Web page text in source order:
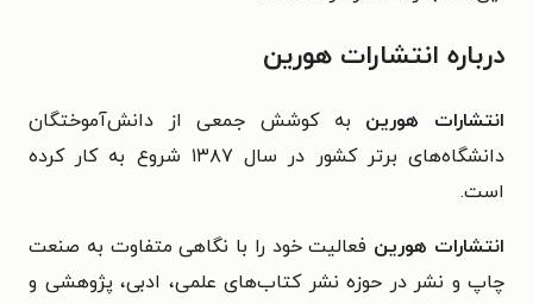
درباره انتشارات هورین
انتشارات هورین به کوشش جمعی از دانش‌آموختگان
دانشگاه‌های برتر کشور در سال ۱۳۸۷ شروع به کار کرده
است.
انتشارات هورین فعالیت خود را با نگاهی متفاوت به صنعت
چاپ و نشر در حوزه نشر کتاب‌های علمی، ادبی، پژوهشی و